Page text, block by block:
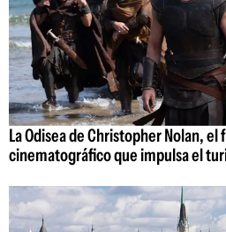
La Odisea de Christopher Nolan,
cinematográfico que impulsa el